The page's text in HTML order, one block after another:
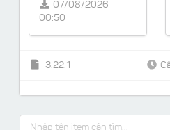
07/08/2026
00:50
3.22.1